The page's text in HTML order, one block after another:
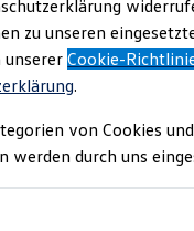
Marktplatz
Sondermodelle
und
Zertifizierte
bei
Angebote
MwSt.
zu unseren
unsererCookie-
.
von Cookies
werden durch uns